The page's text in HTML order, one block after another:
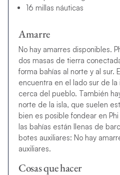
16 millas náuticas
Amarre
No hay amarres disponibles.
dos masas de tierra
forma bahías al norte y al sur.
encuentra en el lado sur de la
cerca del pueblo. También
norte de la isla, que suelen
bien es posible fondear en
las bahías están llenas de
botes auxiliares: No hay
auxiliares.
Cosas que hacer